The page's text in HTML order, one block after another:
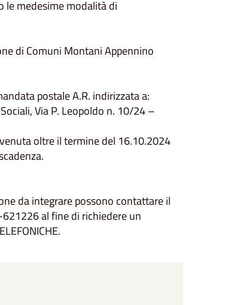
le medesime modalità di
di Comuni Montani Appennino
postale A.R. indirizzata a:
Via P. Leopoldo n. 10/24 –
oltre il termine del 16.10.2024
da integrare possono contattare il
al fine di richiedere un